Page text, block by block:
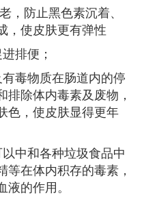
，防止黑色素沉着、
，使皮肤更有弹性
排便；
毒物质在肠道内的停
除体内毒素及废物，
色，使皮肤显得更年
中和各种垃圾食品中
在体内积存的毒素，
的作用。